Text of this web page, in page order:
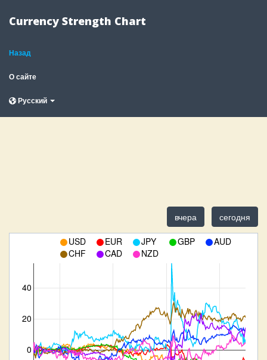
Currency Strength Chart
Назад
О сайте
Русский
вчера сегодня
USD EUR JPY GBP
AUD
CHF
CAD NZD
0
20
40